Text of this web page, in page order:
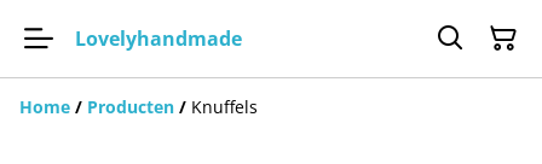
Lovelyhandmade
Home / Producten / Knuffels